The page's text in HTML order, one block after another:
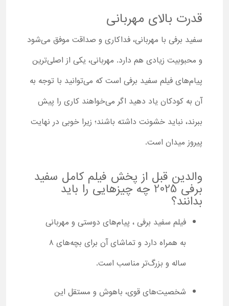
قدرت بالای مهربانی
سفید برفی با مهربانی، فداکاری و صداقت موفق می‌شود
و محبوبیت زیادی هم دارد. مهربانی، یکی از اصلی‌ترین
پیام‌های فیلم سفید برفی است که می‌توانید با توجه به
آن به کودکان یاد دهید اگر می‌خواهند کاری را پیش
ببرند، نباید خشونت داشته باشند؛ زیرا خوبی در نهایت
پیروز میدان است.
والدین قبل از پخش فیلم کامل سفید
برفی 2025 چه چیزهایی را باید
بدانند؟
فیلم سفید برفی ، پیام‌های دوستی و مهربانی
به همراه دارد و تماشای آن برای بچه‌های ۸
ساله و بزرگ‌تر مناسب است.
شخصیت‌های قوی، باهوش و مستقل این